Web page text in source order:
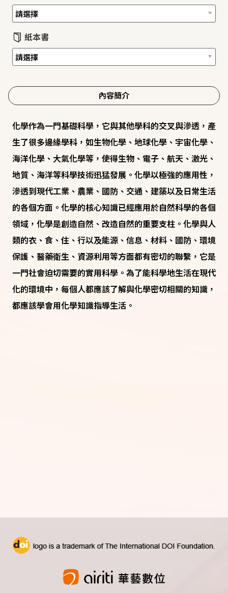
紙本書
內容簡介
化學作為一門基礎科學，它與其他學科的交叉與滲透，產
生了很多邊緣學科，如生物化學、地球化學、宇宙化學、
海洋化學、大氣化學等，使得生物、電子、航天、激光、
地質、海洋等科學技術迅猛發展。化學以極強的應用性，
滲透到現代工業、農業、國防、交通、建築以及日常生活
的各個方面。化學的核心知識已經應用於自然科學的各個
領域，化學是創造自然、改造自然的重要支柱。化學與人
類的衣、食、住、行以及能源、信息、材料、國防、環境
保護、醫藥衛生、資源利用等方面都有密切的聯繫，它是
一門社會迫切需要的實用科學。為了能科學地生活在現代
化的環境中，每個人都應該了解與化學密切相關的知識，
都應該學會用化學知識指導生活。